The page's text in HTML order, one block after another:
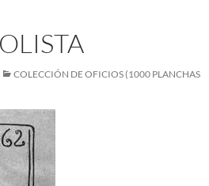
COLECCIÓN DE OFICIOS (1000 PLANCHAS